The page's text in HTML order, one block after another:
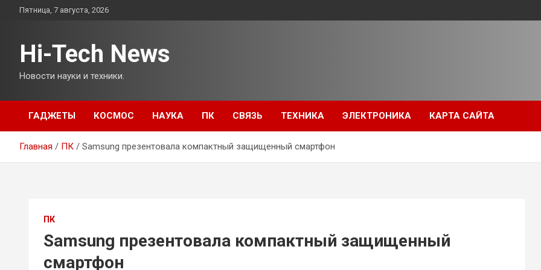
ПерейтиПятница, 7 августа, 2026
Hi-Tech News
Новости науки и техники.
ГАДЖЕТЫ КОСМОС НАУКА ПК СВЯЗЬ ТЕХНИКА ЭЛЕКТРОНИКА КАРТА САЙТА
Главная ПК Samsung презентовала компактный защищенный смартфон
ПК
Samsung презентовала компактный защищенный
смартфон